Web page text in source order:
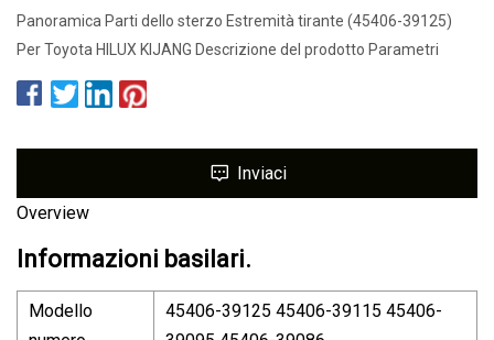
Panoramica Parti dello sterzo Estremità tirante (45406-39125)
Per Toyota HILUX KIJANG Descrizione del prodotto Parametri
Inviaci
Overview
Informazioni basilari.
Modello
45406-39125 45406-39115 45406-